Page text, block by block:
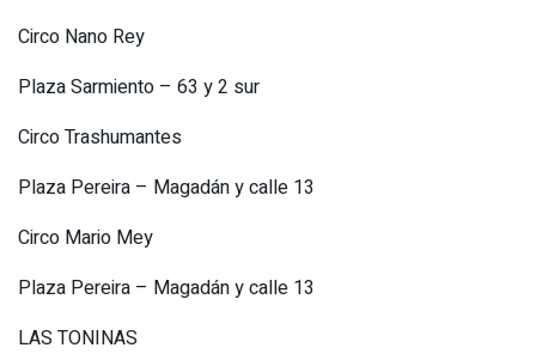
Circo Nano Rey
Plaza Sarmiento – 63 y 2 sur
Circo Trashumantes
Plaza Pereira – Magadán y calle 13
Circo Mario Mey
Plaza Pereira – Magadán y calle 13
LAS TONINAS